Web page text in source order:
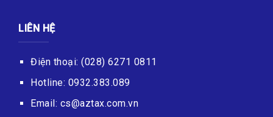
LIÊN HỆ
Điện thoại: (028) 6271 0811
Hotline: 0932.383.089
Email: cs@aztax.com.vn